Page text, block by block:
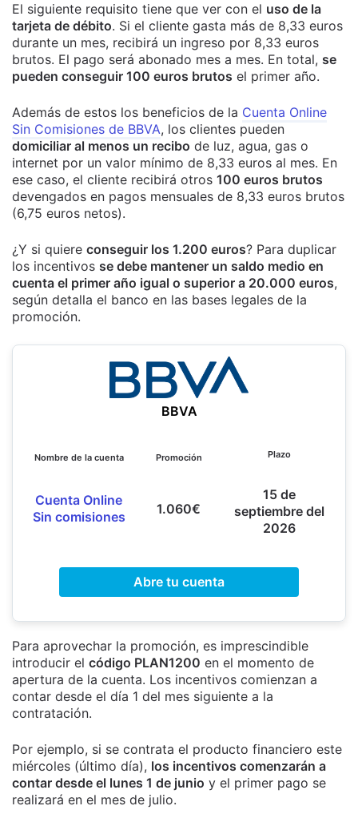
El siguiente requisito tiene que ver con el uso de la
tarjeta de débito. Si el cliente gasta más de 8,33 euros
durante un mes, recibirá un ingreso por 8,33 euros
brutos. El pago será abonado mes a mes. En total, se
pueden conseguir 100 euros brutos el primer año.
Además de estos los beneficios de la Cuenta Online
Sin Comisiones de BBVA, los clientes pueden
domiciliar al menos un recibo de luz, agua, gas o
internet por un valor mínimo de 8,33 euros al mes. En
ese caso, el cliente recibirá otros 100 euros brutos
devengados en pagos mensuales de 8,33 euros brutos
(6,75 euros netos).
¿Y si quiere conseguir los 1.200 euros? Para duplicar
los incentivos se debe mantener un saldo medio en
cuenta el primer año igual o superior a 20.000 euros,
según detalla el banco en las bases legales de la
promoción.
BBVA
Nombre de la cuenta
Cuenta Online
Sin comisiones
Promoción
1.060€
Plazo
15 de
septiembre del
2026
Abre tu cuenta
Para aprovechar la promoción, es imprescindible
introducir el código PLAN1200 en el momento de
apertura de la cuenta. Los incentivos comienzan a
contar desde el día 1 del mes siguiente a la
contratación.
Por ejemplo, si se contrata el producto financiero este
miércoles (último día), los incentivos comenzarán a
contar desde el lunes 1 de junio y el primer pago se
realizará en el mes de julio.